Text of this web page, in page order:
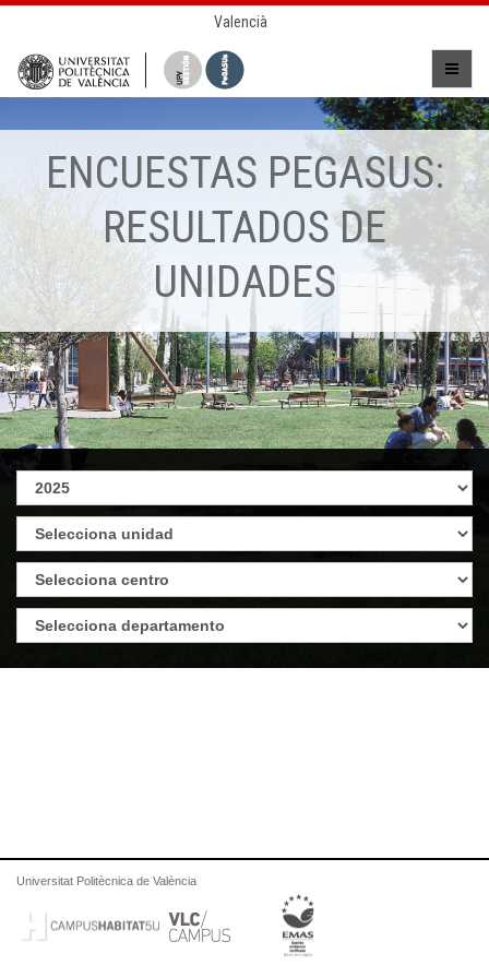
Valencià
ENCUESTAS PEGASUS:
RESULTADOS DE
UNIDADES
Universitat Politècnica de València